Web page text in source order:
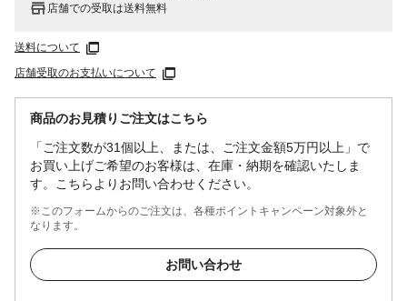
店舗での受取は送料無料
送料について
店舗受取のお支払いについて
商品のお見積りご注文はこちら
「ご注文数が31個以上、または、ご注文金額5万円以上」で
お買い上げご希望のお客様は、在庫・納期を確認いたしま
す。こちらよりお問い合わせください。
※このフォームからのご注文は、各種ポイントキャンペーン対象外と
なります。
お問い合わせ